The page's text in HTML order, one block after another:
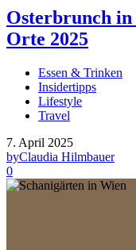
Osterbrunch in
Orte 2025
Essen & Trinken
Insidertipps
Lifestyle
Travel
7. April 2025
byClaudia Hilmbauer
0